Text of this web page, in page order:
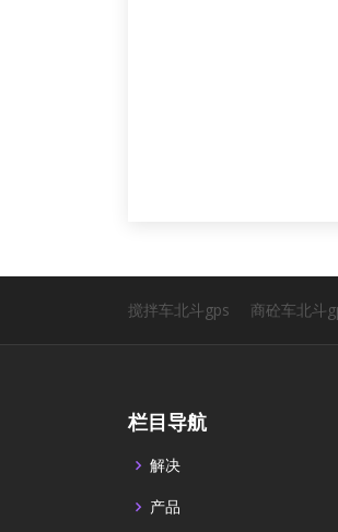
搅拌车北斗gps 商砼车北斗
栏目导航
解决
产品